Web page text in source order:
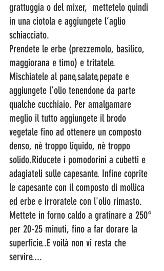
grattuggia o del mixer,  mettetelo quindi
in una ciotola e aggiungete l’aglio
schiacciato.
Prendete le erbe (prezzemolo, basilico,
maggiorana e timo) e tritatele.
Mischiatele al pane,salate,pepate e
aggiungete l’olio tenendone da parte
qualche cucchiaio. Per amalgamare
meglio il tutto aggiungete il brodo
vegetale fino ad ottenere un composto
denso, nè troppo liquido, nè troppo
solido.Riducete i pomodorini a cubetti e
adagiateli sulle capesante. Infine coprite
le capesante con il composto di mollica
ed erbe e irroratele con l'olio rimasto.
Mettete in forno caldo a gratinare a 250°
per 20-25 minuti, fino a far dorare la
superficie..E voilà non vi resta che
servire....